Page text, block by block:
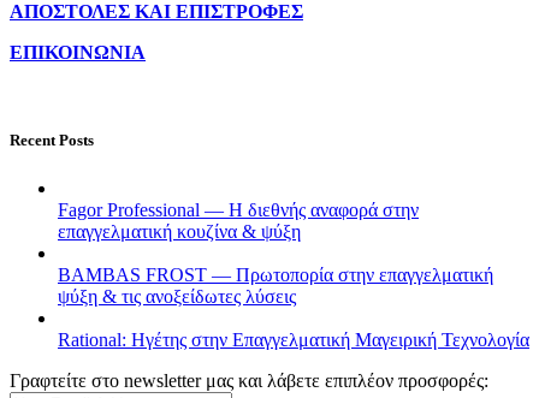
ΑΠΟΣΤΟΛΕΣ ΚΑΙ ΕΠΙΣΤΡΟΦΕΣ
ΕΠΙΚΟΙΝΩΝΙΑ
Recent Posts
Fagor Professional — Η διεθνής αναφορά στην
επαγγελματική κουζίνα & ψύξη
BAMBAS FROST — Πρωτοπορία στην επαγγελματική
ψύξη & τις ανοξείδωτες λύσεις
Rational: Ηγέτης στην Επαγγελματική Μαγειρική Τεχνολογία
Γραφτείτε στο newsletter μας και λάβετε επιπλέον προσφορές: